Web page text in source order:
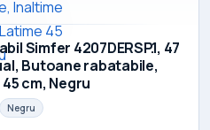
Simfer 4207DERSP.1, 47
Butoane rabatabile,
cm, Negru
Negru